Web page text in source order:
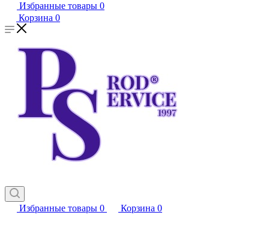
Избранные товары 0
Корзина 0
Избранные товары 0 Корзина 0